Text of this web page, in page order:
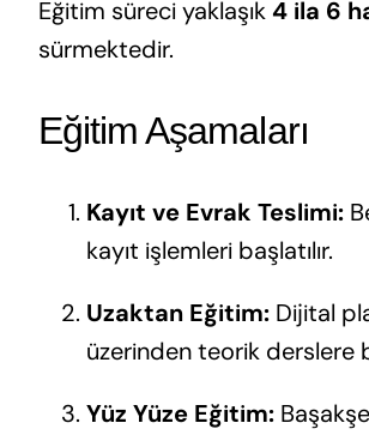
Eğitim süreci yaklaşık4 ila 6
sürmektedir.
Eğitim Aşamaları
Kayıt ve Evrak Teslimi:
kayıt işlemleri başlatılır.
Uzaktan Eğitim:Dijital
üzerinden teorik derslere
Yüz Yüze Eğitim: